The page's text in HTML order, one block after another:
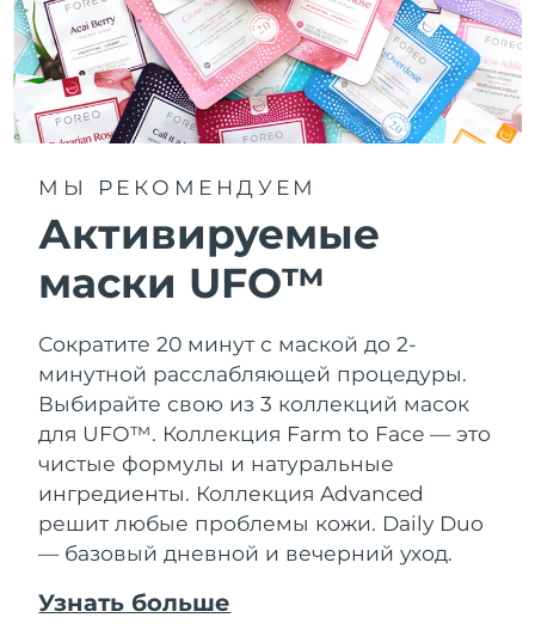
МЫ РЕКОМЕНДУЕМ
Активируемые
маски UFO™
Сократите 20 минут с маской до 2-
минутной расслабляющей процедуры.
Выбирайте свою из 3 коллекций масок
для UFO™. Коллекция Farm to Face — это
чистые формулы и натуральные
ингредиенты. Коллекция Advanced
решит любые проблемы кожи. Daily Duo
— базовый дневной и вечерний уход.
Узнать больше